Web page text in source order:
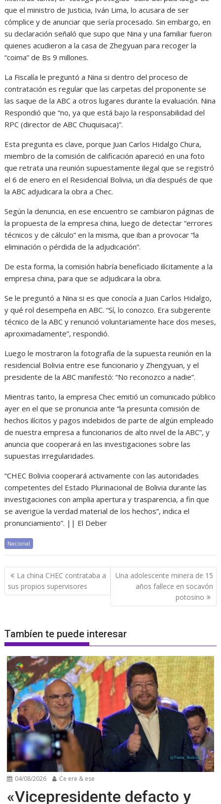
que el ministro de Justicia, Iván Lima, lo acusara de ser
cómplice y de anunciar que sería procesado. Sin embargo, en
su declaración señaló que supo que Nina y una familiar fueron
quienes acudieron a la casa de Zhegyuan para recoger la
“coima” de Bs 9 millones.
La Fiscalía le preguntó a Nina si dentro del proceso de
contratación es regular que las carpetas del proponente se
las saque de la ABC a otros lugares durante la evaluación. Nina
Respondió que “no, ya que está bajo la responsabilidad del
RPC (director de ABC Chuquisaca)”.
Esta pregunta es clave, porque Juan Carlos Hidalgo Chura,
miembro de la comisión de calificación apareció en una foto
que retrata una reunión supuestamente ilegal que se registró
el 6 de enero en el Residencial Bolivia, un día después de que
la ABC adjudicara la obra a Chec.
Según la denuncia, en ese encuentro se cambiaron páginas de
la propuesta de la empresa china, luego de detectar “errores
técnicos y de cálculo” en la misma, que iban a provocar “la
eliminación o pérdida de la adjudicación”.
De esta forma, la comisión habría beneficiado ilícitamente a la
empresa china, para que se adjudicara la obra.
Se le preguntó a Nina si es que conocía a Juan Carlos Hidalgo,
y qué rol desempeña en ABC. “Sí, lo conozco. Era subgerente
técnico de la ABC y renunció voluntariamente hace dos meses,
aproximadamente”, respondió.
Luego le mostraron la fotografía de la supuesta reunión en la
residencial Bolivia entre ese funcionario y Zhengyuan, y el
presidente de la ABC manifestó: “No reconozco a nadie”.
Mientras tanto, la empresa Chec emitió un comunicado público
ayer en el que se pronuncia ante “la presunta comisión de
hechos ilícitos y pagos indebidos de parte de algún empleado
de nuestra empresa a funcionarios de alto nivel de la ABC”, y
anuncia que cooperará en las investigaciones sobre las
supuestas irregularidades.
“CHEC Bolivia cooperará activamente con las autoridades
competentes del Estado Plurinacional de Bolivia durante las
investigaciones con amplia apertura y trasparencia, a fin que
se averigüe la verdad material de los hechos”, indica el
pronunciamiento”. || El Deber
Nacional
Navegación
de
entradas
La china CHEC contrataba a
sus propios supervisores
Una adolescente minera de 15
años fallece en socavón
potosino
Tambíen te puede interesar
04/08/2026 Ce ere & ese
«Vicepresidente defacto y